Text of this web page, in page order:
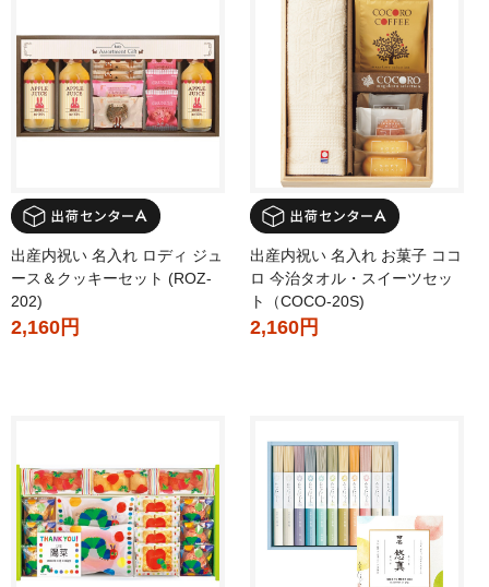
出産内祝い 名入れ ロディ ジュ
ース＆クッキーセット (ROZ-
202)
2,160円
出産内祝い 名入れ お菓子 ココ
ロ 今治タオル・スイーツセッ
ト（COCO-20S)
2,160円